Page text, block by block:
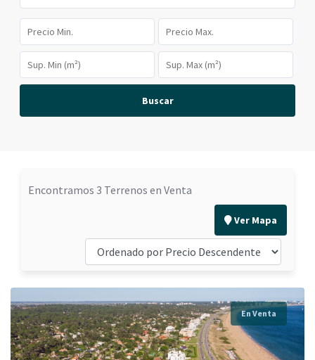
Buscar
Encontramos 3 Terrenos en Venta
Ver Mapa
En Venta